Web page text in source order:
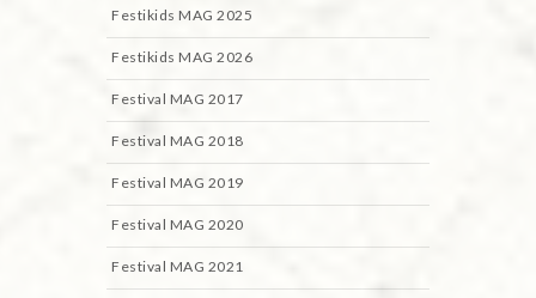
Festikids MAG 2025
Festikids MAG 2026
Festival MAG 2017
Festival MAG 2018
Festival MAG 2019
Festival MAG 2020
Festival MAG 2021